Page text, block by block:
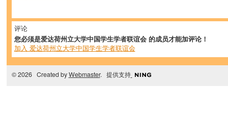
评论
您必须是爱达荷州立大学中国学生学者联谊会 的成员才能加评论！
加入 爱达荷州立大学中国学生学者联谊会
© 2026 Created byWebmaster. 提供支持